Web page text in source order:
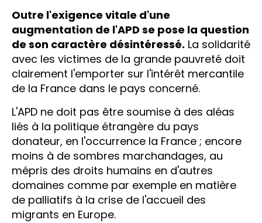
Outre l'exigence vitale d'une
augmentation de l'APD se pose la question
de son caractère désintéressé. La solidarité
avec les victimes de la grande pauvreté doit
clairement l'emporter sur l'intérêt mercantile
de la France dans le pays concerné.
L'APD ne doit pas être soumise à des aléas
liés à la politique étrangère du pays
donateur, en l'occurrence la France ; encore
moins à de sombres marchandages, au
mépris des droits humains en d'autres
domaines comme par exemple en matière
de palliatifs à la crise de l'accueil des
migrants en Europe.